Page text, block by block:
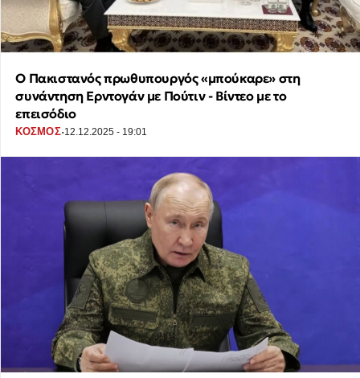
Ο Πακιστανός πρωθυπουργός «μπούκαρε» στη
συνάντηση Ερντογάν με Πούτιν - Βίντεο με το
επεισόδιο
ΚΟΣΜΟΣ·12.12.2025 - 19:01